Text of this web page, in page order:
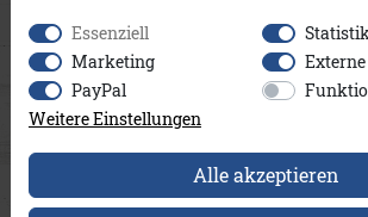
Essenziell
Marketing
PayPal
Weitere Einstellungen
Alle akzeptieren